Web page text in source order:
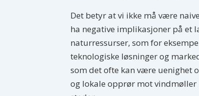
Det betyr at vi ikke må være
ha negative implikasjoner på et
naturressurser, som for
teknologiske løsninger og
som det ofte kan være uenighet
og lokale opprør mot vindmøller